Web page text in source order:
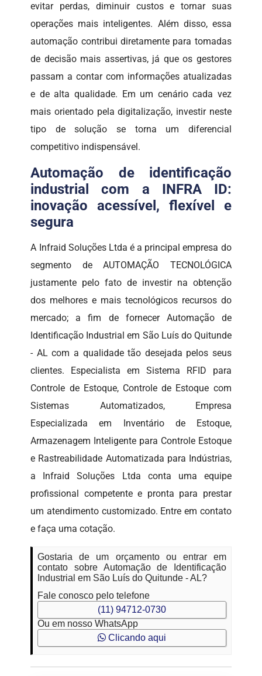
evitar perdas, diminuir custos e tornar suas
operações mais inteligentes. Além disso, essa
automação contribui diretamente para tomadas
de decisão mais assertivas, já que os gestores
passam a contar com informações atualizadas
e de alta qualidade. Em um cenário cada vez
mais orientado pela digitalização, investir neste
tipo de solução se torna um diferencial
competitivo indispensável.
Automação de identificação
industrial com a INFRA ID:
inovação acessível, flexível e
segura
A Infraid Soluções Ltda é a principal empresa do
segmento de AUTOMAÇÃO TECNOLÓGICA
justamente pelo fato de investir na obtenção
dos melhores e mais tecnológicos recursos do
mercado; a fim de fornecer Automação de
Identificação Industrial em São Luís do Quitunde
- AL com a qualidade tão desejada pelos seus
clientes. Especialista em Sistema RFID para
Controle de Estoque, Controle de Estoque com
Sistemas Automatizados, Empresa
Especializada em Inventário de Estoque,
Armazenagem Inteligente para Controle Estoque
e Rastreabilidade Automatizada para Indústrias,
a Infraid Soluções Ltda conta uma equipe
profissional competente e pronta para prestar
um atendimento customizado. Entre em contato
e faça uma cotação.
Gostaria de um orçamento ou entrar em
contato sobre Automação de Identificação
Industrial em São Luís do Quitunde - AL?
Fale conosco pelo telefone
(11) 94712-0730
Ou em nosso WhatsApp
Clicando aqui